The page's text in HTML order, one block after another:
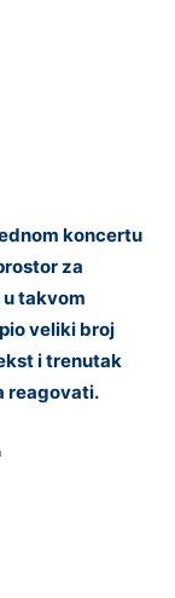
koncertu
za
takvom
veliki broj
i trenutak
reagovati.